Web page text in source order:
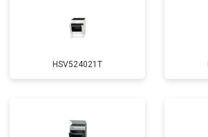
HSV524021T